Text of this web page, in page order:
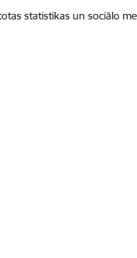
statistikas un sociālo